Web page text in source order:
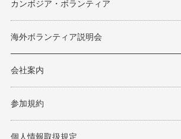
カンボジア・ボランティア
海外ボランティア説明会
会社案内
参加規約
個人情報取扱規定